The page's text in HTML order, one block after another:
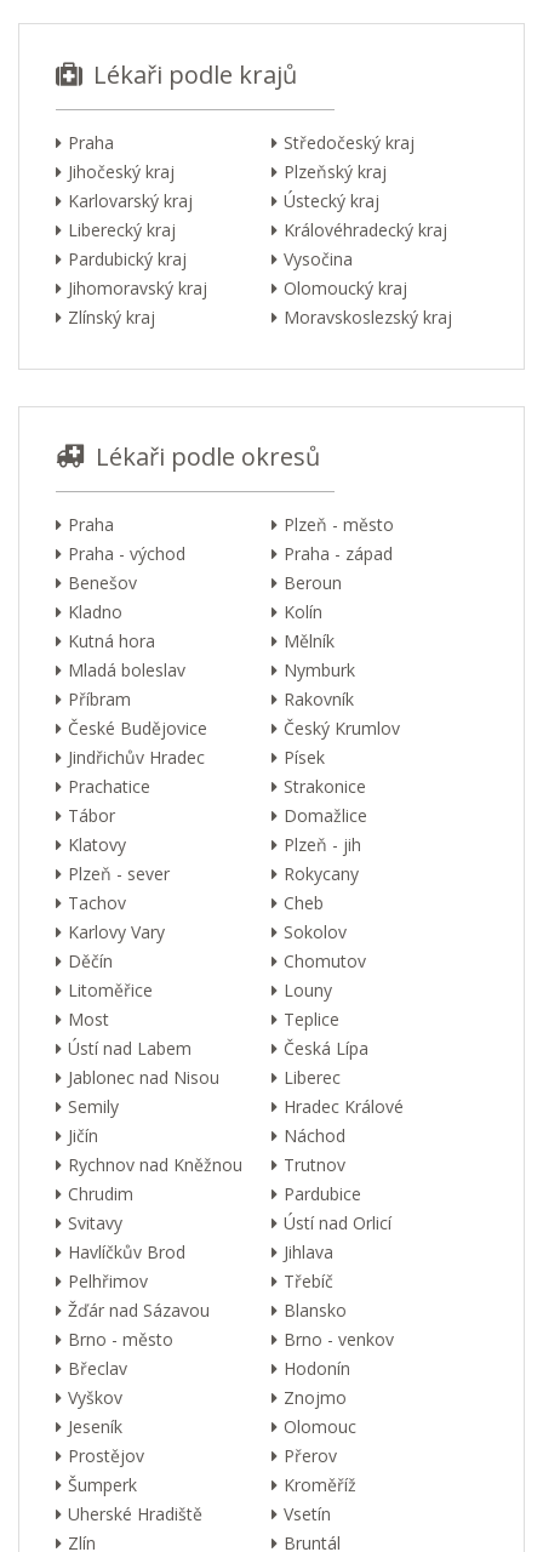
Lékaři podle krajů
Praha
Středočeský kraj
Jihočeský kraj
Plzeňský kraj
Karlovarský kraj
Ústecký kraj
Liberecký kraj
Královéhradecký kraj
Pardubický kraj
Vysočina
Jihomoravský kraj
Olomoucký kraj
Zlínský kraj
Moravskoslezský kraj
Lékaři podle okresů
Praha
Plzeň - město
Praha - východ
Praha - západ
Benešov
Beroun
Kladno
Kolín
Kutná hora
Mělník
Mladá boleslav
Nymburk
Příbram
Rakovník
České Budějovice
Český Krumlov
Jindřichův Hradec
Písek
Prachatice
Strakonice
Tábor
Domažlice
Klatovy
Plzeň - jih
Plzeň - sever
Rokycany
Tachov
Cheb
Karlovy Vary
Sokolov
Děčín
Chomutov
Litoměřice
Louny
Most
Teplice
Ústí nad Labem
Česká Lípa
Jablonec nad Nisou
Liberec
Semily
Hradec Králové
Jičín
Náchod
Rychnov nad Kněžnou
Trutnov
Chrudim
Pardubice
Svitavy
Ústí nad Orlicí
Havlíčkův Brod
Jihlava
Pelhřimov
Třebíč
Žďár nad Sázavou
Blansko
Brno - město
Brno - venkov
Břeclav
Hodonín
Vyškov
Znojmo
Jeseník
Olomouc
Prostějov
Přerov
Šumperk
Kroměříž
Uherské Hradiště
Vsetín
Zlín
Bruntál